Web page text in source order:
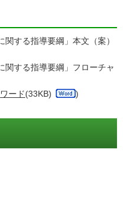
関する指導要綱」本文（案）
関する指導要綱」フローチャ
ワード(33KB) )